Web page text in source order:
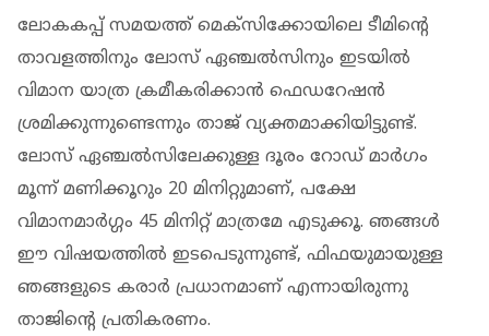
ലോകകപ്പ് സമയത്ത് മെക്സിക്കോയിലെ ടീമിന്റെ
താവളത്തിനും ലോസ് ഏഞ്ചൽസിനും ഇടയിൽ
വിമാന യാത്ര ക്രമീകരിക്കാൻ ഫെഡറേഷൻ
ശ്രമിക്കുന്നുണ്ടെന്നും താജ് വ്യക്തമാക്കിയിട്ടുണ്ട്.
ലോസ് ഏഞ്ചൽസിലേക്കുള്ള ദൂരം റോഡ് മാർഗം
മൂന്ന് മണിക്കൂറും 20 മിനിറ്റുമാണ്, പക്ഷേ
വിമാനമാർഗ്ഗം 45 മിനിറ്റ് മാത്രമേ എടുക്കൂ. ഞങ്ങൾ
ഈ വിഷയത്തിൽ ഇടപെടുന്നുണ്ട്, ഫിഫയുമായുള്ള
ഞങ്ങളുടെ കരാർ പ്രധാനമാണ് എന്നായിരുന്നു
താജിൻ്റെ പ്രതികരണം.